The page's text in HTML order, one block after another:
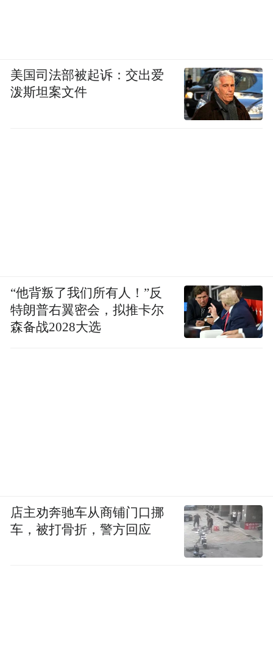
美国司法部被起诉：交出爱
泼斯坦案文件
“他背叛了我们所有人！”反
特朗普右翼密会，拟推卡尔
森备战2028大选
店主劝奔驰车从商铺门口挪
车，被打骨折，警方回应